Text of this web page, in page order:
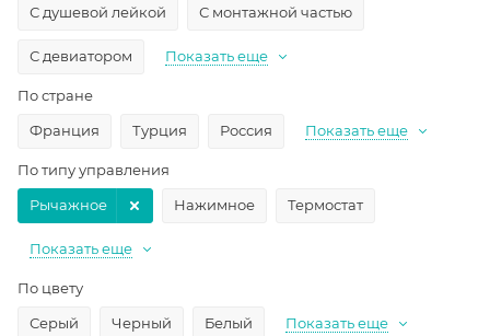
С душевой лейкой
С монтажной частью
С девиатором Показать еще
По стране
Франция
Турция Россия Показать еще
По типу управления
Рычажное
Нажимное Термостат
Показать еще
По цвету
Серый
Черный Белый Показать еще